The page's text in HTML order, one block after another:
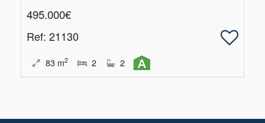
495.000€
Ref: 21130
83 m2 2 2